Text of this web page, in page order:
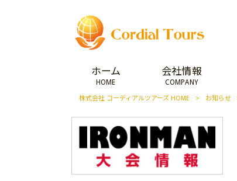
ホーム
HOME
会社情報
COMPANY
株式会社 コーディアルツアーズ HOME > お知らせ